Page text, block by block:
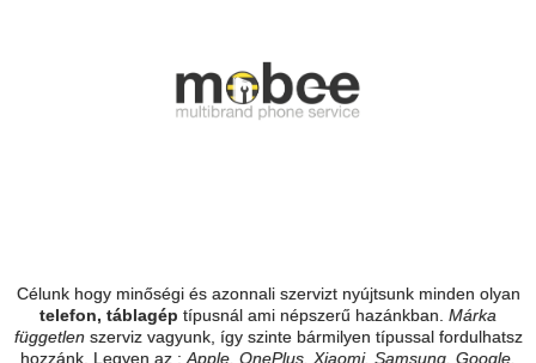
Célunk hogy minőségi és azonnali szervizt nyújtsunk minden olyan
telefon, táblagép típusnál ami népszerű hazánkban. Márka
függetlenszerviz vagyunk, így szinte bármilyen típussal fordulhatsz
hozzánk. Legyen az : Apple, OnePlus, Xiaomi, Samsung, Google,